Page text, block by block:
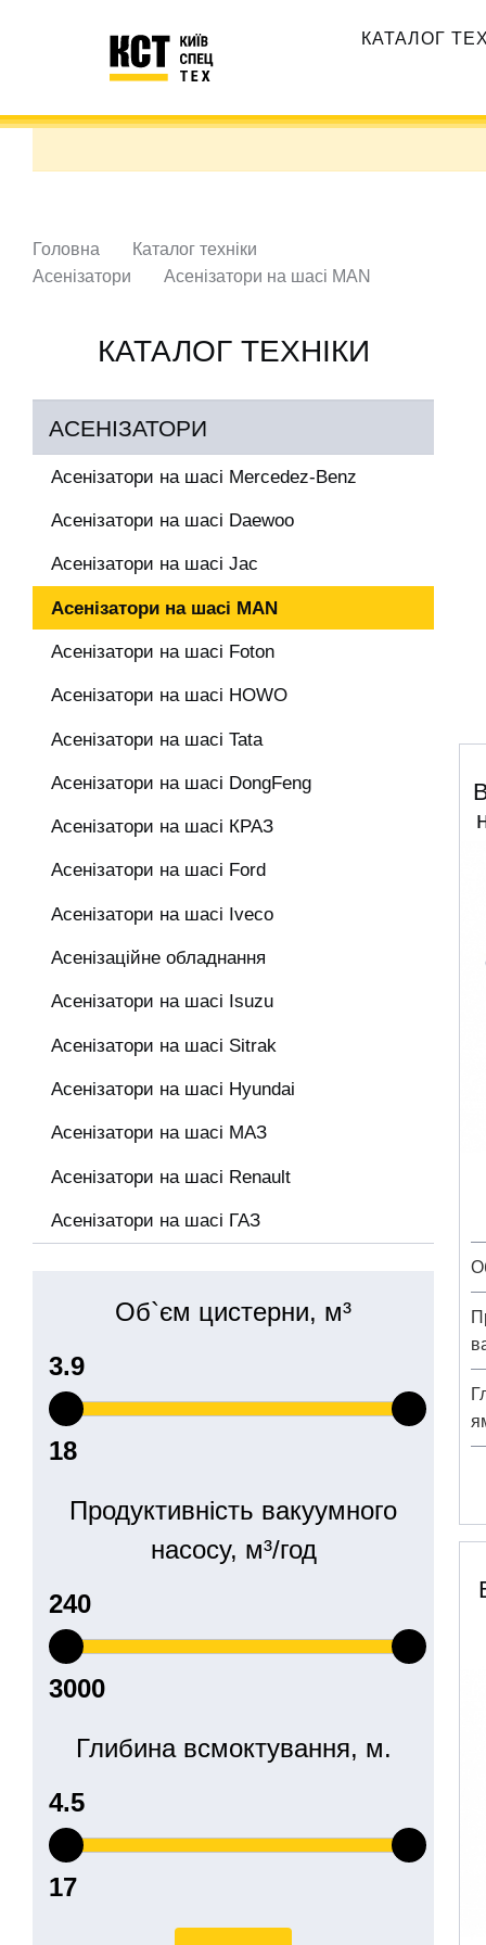
навигация
КАТАЛОГ
Головна
Каталог техніки
Асенізатори
Асенізатори на шасі MAN
КАТАЛОГ ТЕХНІКИ
АСЕНІЗАТОРИ
Асенізатори на шасі Mercedez-Benz
Асенізатори на шасі Daewoo
Асенізатори на шасі Jac
Асенізатори на шасі MAN
Асенізатори на шасі Foton
Асенізатори на шасі HOWO
Асенізатори на шасі Tata
Асенізатори на шасі DongFeng
Асенізатори на шасі КРАЗ
Асенізатори на шасі Ford
Асенізатори на шасі Iveco
Асенізаційне обладнання
Асенізатори на шасі Isuzu
Асенізатори на шасі Sitrak
Асенізатори на шасі Hyundai
Асенізатори на шасі МАЗ
Асенізатори на шасі Renault
Асенізатори на шасі ГАЗ
Об`єм цистерни, м³
Продуктивність вакуумного
насосу, м³/год
Глибина всмоктування, м.